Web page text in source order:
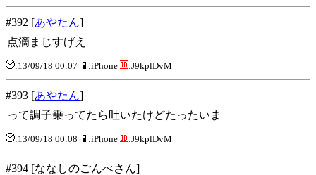
#392 [あやたん]
点滴まじすげえ
:13/09/18 00:07 :iPhone :J9kplDvM
#393 [あやたん]
って調子乗ってたら吐いたけどたったいま
:13/09/18 00:08 :iPhone :J9kplDvM
#394 [ななしのごんべさん]